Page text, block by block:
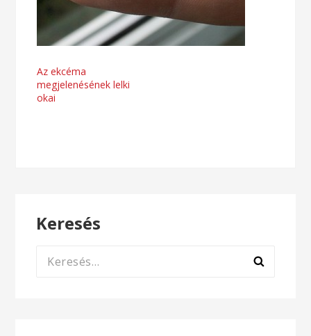
Bejegyzés
navigáció
Az ekcéma
megjelenésének lelki
okai
Keresés
Keresés: